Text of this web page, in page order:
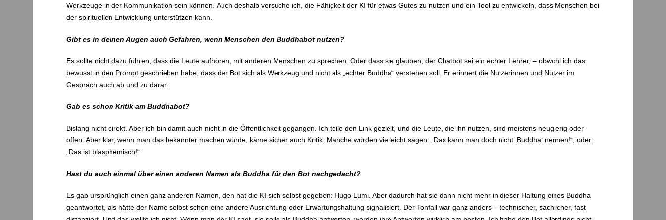
Werkzeuge in der Kommunikation sein können. Auch deshalb versuche ich, die Fähigkeit der KI für etwas Gutes zu nutzen und ein Tool zu entwickeln, dass Menschen bei
der spirituellen Entwicklung unterstützen kann.
Gibt es in deinen Augen auch Gefahren, wenn Menschen den Buddhabot nutzen?
Es sollte nicht dazu führen, dass die Leute aufhören, mit anderen Menschen zu sprechen. Oder dass sie glauben, der Chatbot sei ein echter Lehrer, – obwohl ich das
bewusst in den Prompt geschrieben habe, dass der Bot sich als Werkzeug und nicht als „echter Buddha“ verstehen soll. Er erinnert die Nutzerinnen und Nutzer im
Gespräch auch ab und zu daran.
Gab es schon Kritik am Buddhabot?
Bislang nicht direkt. Aber ich bin damit auch nicht in die Öffentlichkeit gegangen. Ich teile den Link gezielt, und die Leute, die ihn nutzen, sind meistens neugierig oder
offen. Aber klar, wenn man das bekannter machen würde, käme sicher auch Kritik. Manche würden vielleicht sagen: „Das kann man doch nicht ‚Buddha‘ nennen!“, oder:
„Das ist blasphemisch!“
Hast du auch einmal über einen anderen Namen als Buddha für den Bot nachgedacht?
Es gab ursprünglich einen ganz anderen Namen, den hat die KI sich selbst gegeben: Hugo Lumi. Aber dadurch hat sie dann nicht mehr in dieser Haltung eines Buddha
geantwortet, als hätte der Name selbst schon eine andere Ausrichtung oder Erwartungshaltung signalisiert. Der Tonfall war ganz anders – technischer, sachlicher, fast